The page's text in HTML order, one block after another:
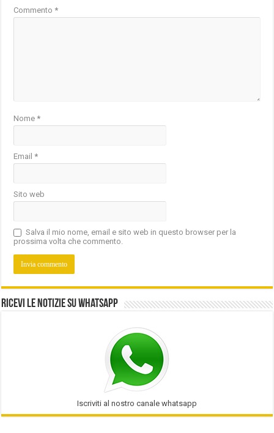
Commento*
Nome*
Email*
Sito web
Salva il mio nome, email e sito web in questo browser per la
prossima volta che commento.
Ricevi le notizie su Whatsapp
Iscriviti al nostro canale whatsapp